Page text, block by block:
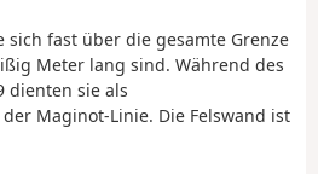
sich fast über die gesamte Grenze
Meter lang sind. Während des
dienten sie als
Maginot-Linie. Die Felswand ist